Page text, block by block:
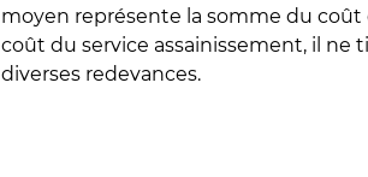
moyen représente la somme du coût
coût du service assainissement, il ne
diverses redevances.